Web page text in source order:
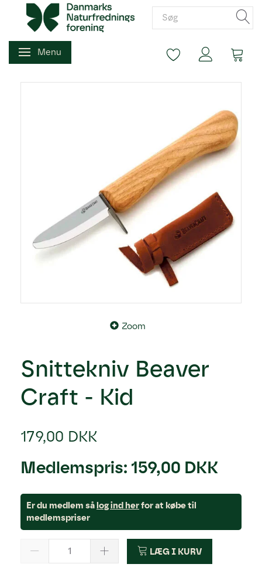
Skifte navigation
Menu
Zoom
Snittekniv Beaver
Craft - Kid
179,00 DKK
Medlemspris: 159,00 DKK
Er du medlem sålog ind herfor at købe til
medlemspriser
LÆG I KURV